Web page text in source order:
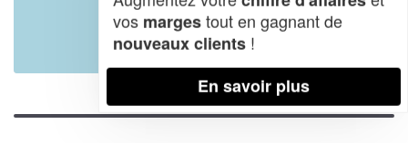
Leaflet| Map data ©OpenStreetMap contributors,CC-BY-SA
vos margestout en gagnant de
nouveaux clients !
En savoir plus